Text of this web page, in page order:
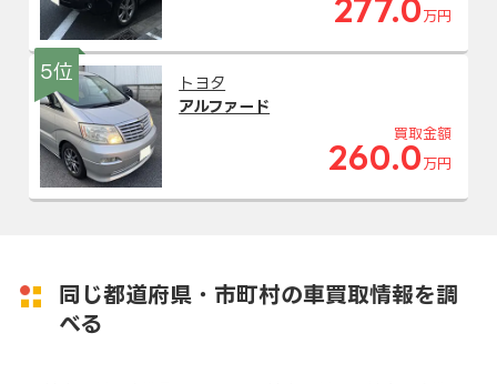
277.0 万円
5位
トヨタ
アルファード
買取金額
260.0 万円
同じ都道府県・市町村の車買取情報を調
べる